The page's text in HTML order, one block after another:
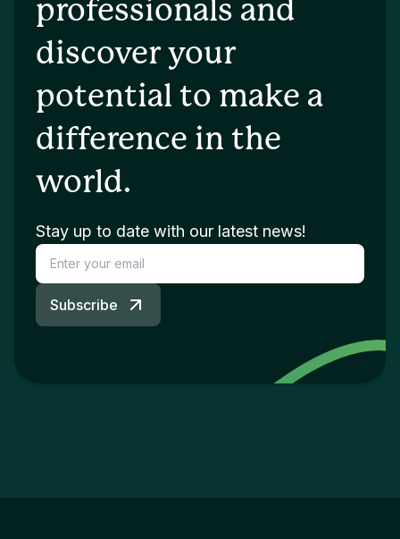
professionals and
discover your
potential to make a
difference in the
world.
Stay up to date with our latest news!
Subscribe